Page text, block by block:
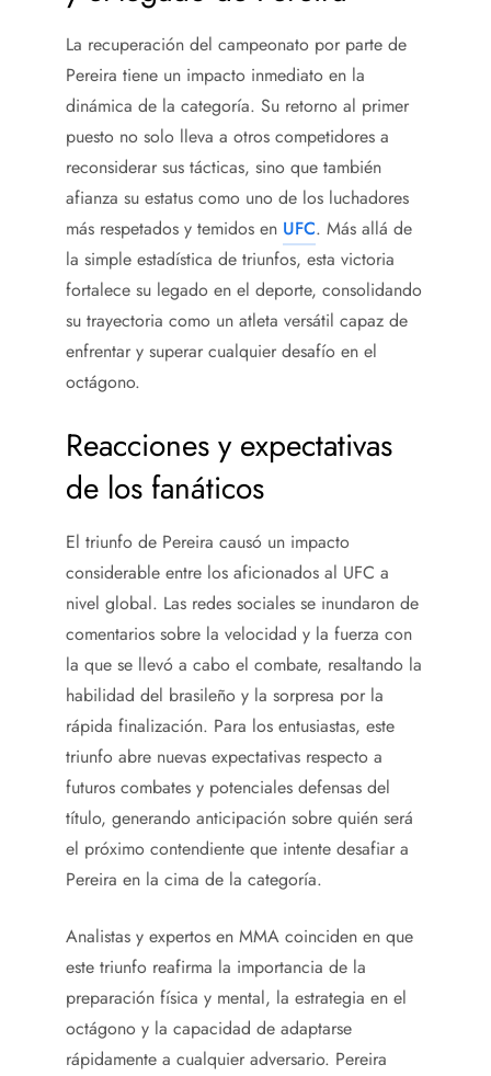
La recuperación del campeonato por parte de
Pereira tiene un impacto inmediato en la
dinámica de la categoría. Su retorno al primer
puesto no solo lleva a otros competidores a
reconsiderar sus tácticas, sino que también
afianza su estatus como uno de los luchadores
más respetados y temidos en UFC. Más allá de
la simple estadística de triunfos, esta victoria
fortalece su legado en el deporte, consolidando
su trayectoria como un atleta versátil capaz de
enfrentar y superar cualquier desafío en el
octágono.
Reacciones y expectativas
de los fanáticos
El triunfo de Pereira causó un impacto
considerable entre los aficionados al UFC a
nivel global. Las redes sociales se inundaron de
comentarios sobre la velocidad y la fuerza con
la que se llevó a cabo el combate, resaltando la
habilidad del brasileño y la sorpresa por la
rápida finalización. Para los entusiastas, este
triunfo abre nuevas expectativas respecto a
futuros combates y potenciales defensas del
título, generando anticipación sobre quién será
el próximo contendiente que intente desafiar a
Pereira en la cima de la categoría.
Analistas y expertos en MMA coinciden en que
este triunfo reafirma la importancia de la
preparación física y mental, la estrategia en el
octágono y la capacidad de adaptarse
rápidamente a cualquier adversario. Pereira